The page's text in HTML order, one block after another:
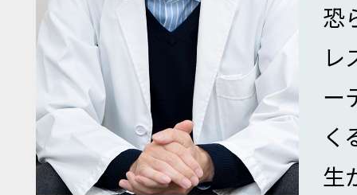
恐
レ
ー
く
生